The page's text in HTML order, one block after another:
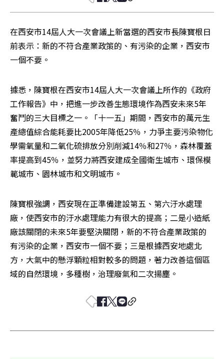
在西安市14屆人大一次會議上新當選的西安市長陳寶根日
前表示：新的不符合產業政策的、有污染的企業，西安市
一個不要。
據悉，陳寶根在西安市14屆人大一次會議上所作的《政府
工作報告》中，把進一步改善生態環境作為西安未來5年
奮鬥的三大目標之一。「十一五」期間，西安市的萬元生
產總值綜合能耗要比2005年降低25％，力爭主要污染物化
學需氧量和二氧化硫排放分別削減14％和27％，森林覆蓋
率提高到45％，並努力將西安建成全國衛生城市、環保模
範城市、園林城市和文明城市。
陳寶根強調，西安現在正準備建設第五、第六汙水處理
廠，使西安市的汙水處理能力有很大的提高；二是小造紙
廠該關閉的未來5年要堅決關閉，新的不符合產業政策的
有污染的企業，西安市一個不要；三是根據西安地處北
方，大氣中的懸浮顆粒相對較多的問題，著力改善這個區
域的自然環境，多種樹，治理廢氣和二次揚塵。